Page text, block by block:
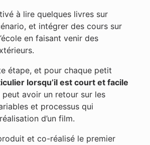
à lire quelques livres sur
et intégrer des cours sur
en faisant venir des
étape, et pour chaque petit
lorsqu’il est court et facile
peut avoir un retour sur les
et processus qui
d’un film.
et co-réalisé le premier